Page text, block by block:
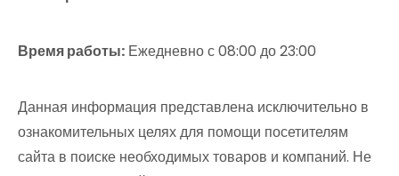
Время работы: Ежедневно с 08:00 до 23:00
Данная информация представлена исключительно в
ознакомительных целях для помощи посетителям
сайта в поиске необходимых товаров и компаний. Не